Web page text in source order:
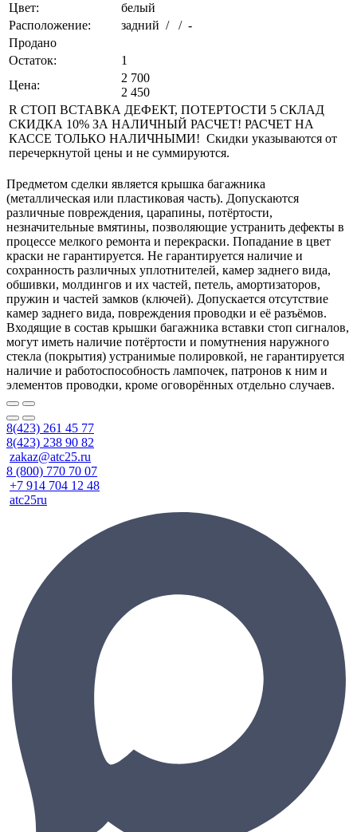
Цвет:
белый
Расположение:
задний / / -
Продано
Остаток:
1
Цена:
2 700
2 450
R СТОП ВСТАВКА ДЕФЕКТ, ПОТЕРТОСТИ 5 СКЛАД
СКИДКА 10% ЗА НАЛИЧНЫЙ РАСЧЕТ! РАСЧЕТ НА
КАССЕ ТОЛЬКО НАЛИЧНЫМИ! Скидки указываются от
перечеркнутой цены и не суммируются.
Предметом сделки является крышка багажника
(металлическая или пластиковая часть). Допускаются
различные повреждения, царапины, потёртости,
незначительные вмятины, позволяющие устранить дефекты в
процессе мелкого ремонта и перекраски. Попадание в цвет
краски не гарантируется. Не гарантируется наличие и
сохранность различных уплотнителей, камер заднего вида,
обшивки, молдингов и их частей, петель, амортизаторов,
пружин и частей замков (ключей). Допускается отсутствие
камер заднего вида, повреждения проводки и её разъёмов.
Входящие в состав крышки багажника вставки стоп сигналов,
могут иметь наличие потёртости и помутнения наружного
стекла (покрытия) устранимые полировкой, не гарантируется
наличие и работоспособность лампочек, патронов к ним и
элементов проводки, кроме оговорённых отдельно случаев.
8(423) 261 45 77
8(423) 238 90 82
zakaz@atc25.ru
8 (800) 770 70 07
+7 914 704 12 48
atc25ru